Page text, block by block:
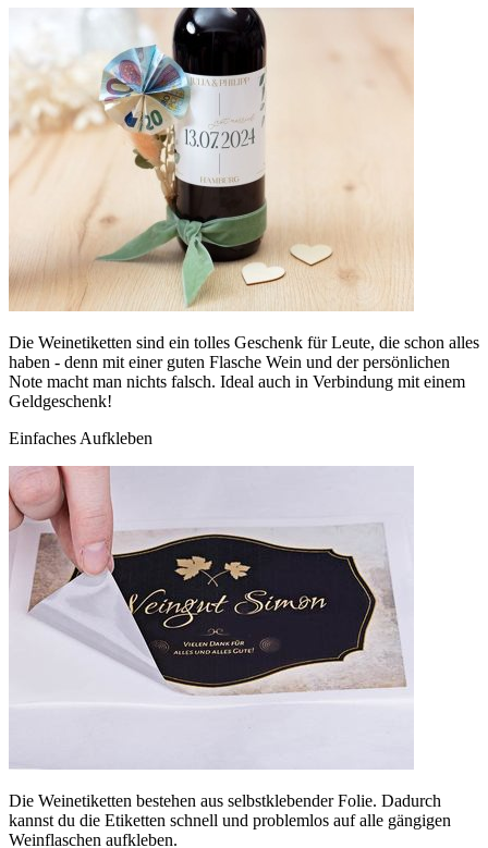
Die Weinetiketten sind ein tolles Geschenk für Leute, die schon alles
haben - denn mit einer guten Flasche Wein und der persönlichen
Note macht man nichts falsch. Ideal auch in Verbindung mit einem
Geldgeschenk!
Einfaches Aufkleben
Die Weinetiketten bestehen aus selbstklebender Folie. Dadurch
kannst du die Etiketten schnell und problemlos auf alle gängigen
Weinflaschen aufkleben.